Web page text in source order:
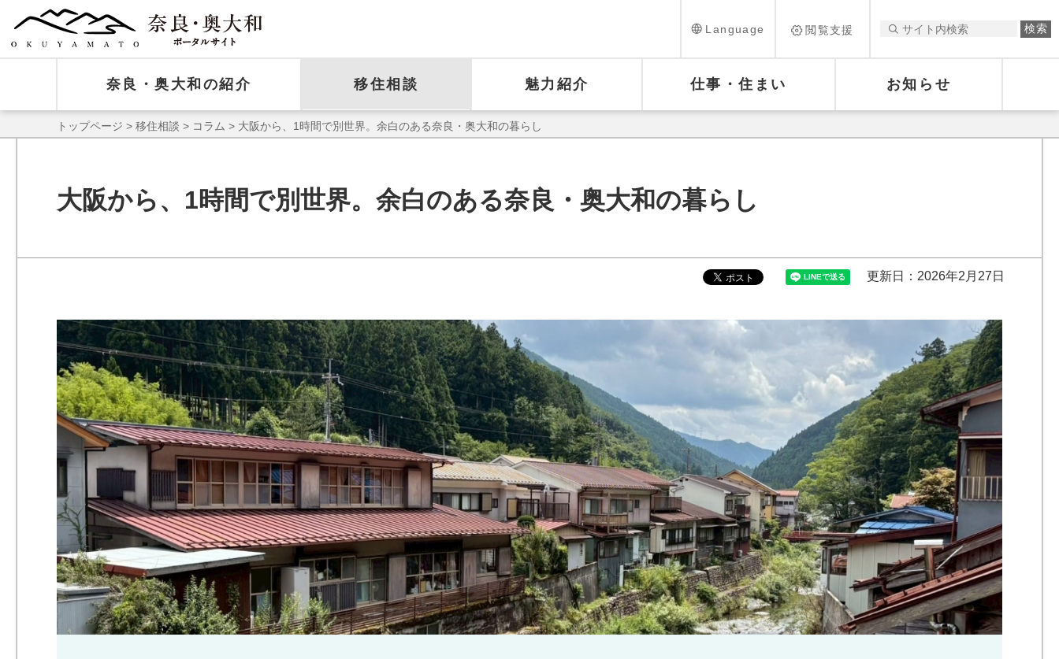
Language 閲覧支援
奈良・奥大和の紹介 移住相談 魅力紹介 仕事・住まい お知らせ
トップページ > 移住相談 > コラム > 大阪から、1時間で別世界。余白のある奈良・奥大和の暮らし
大阪から、1時間で別世界。余白のある奈良・奥大和の暮らし
更新日：2026年2月27日